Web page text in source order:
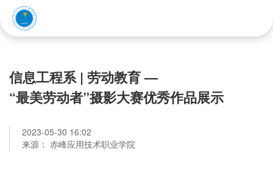
信息工程系 | 劳动教育 —
“最美劳动者”摄影大赛优秀作品展示
2023-05-30 16:02
来源： 赤峰应用技术职业学院